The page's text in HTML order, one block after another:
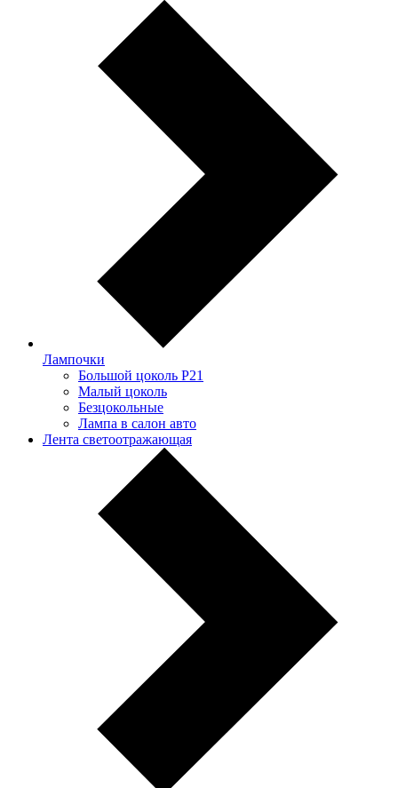
Лампочки
Большой цоколь P21
Малый цоколь
Безцокольные
Лампа в салон авто
Лента светоотражающая